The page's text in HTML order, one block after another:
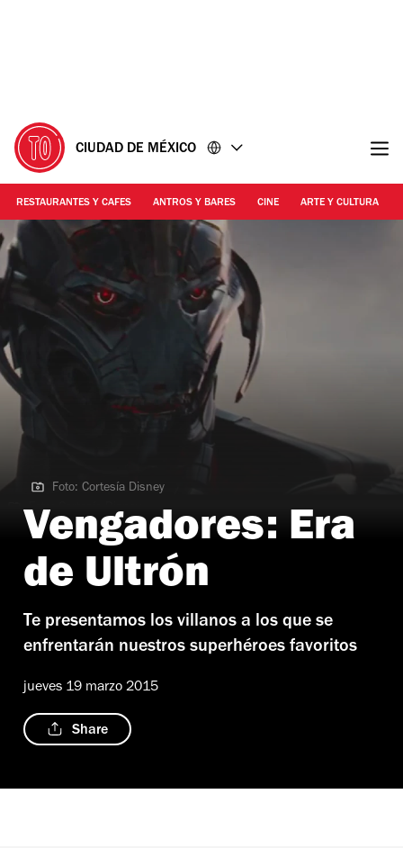
CIUDAD DE MÉXICO
RESTAURANTES Y CAFES ANTROS Y BARES CINE ARTE Y CULTURA
Foto: Cortesía Disney
Foto: Cortesía Disney
Vengadores: Era
de Ultrón
Te presentamos los villanos a los que se
enfrentarán nuestros superhéroes favoritos
jueves 19 marzo 2015
Share